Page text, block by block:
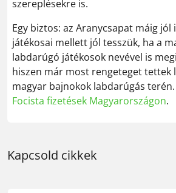
szereplésekre is.
Egy biztos: az Aranycsapat máig
játékosai mellett jól tesszük, ha a
labdarúgó játékosok nevével is
hiszen már most rengeteget tettek
magyar bajnokok labdarúgás
Focista fizetések Magyarországon.
Kapcsold cikkek